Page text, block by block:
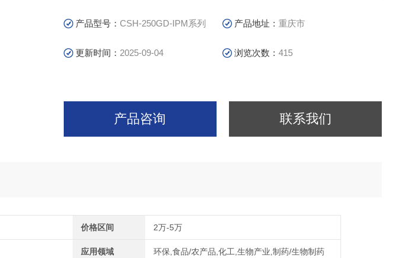
产品型号： CSH-250GD-IPM系列 产品地址：重庆市
更新时间： 2025-09-04 浏览次数：415
产品咨询 联系我们
价格区间 2万-5万
应用领域 环保,食品/农产品,化工,生物产业,制药/生物制药